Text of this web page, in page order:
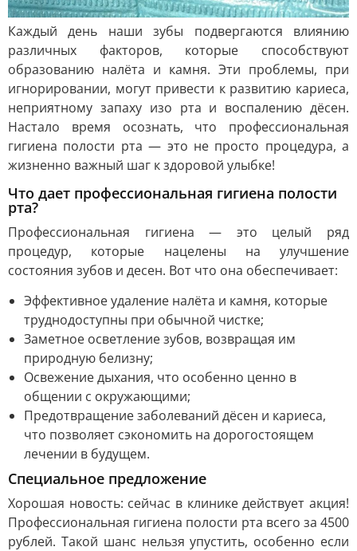
Каждый день наши зубы подвергаются влиянию
различных факторов, которые способствуют
образованию налёта и камня. Эти проблемы, при
игнорировании, могут привести к развитию кариеса,
неприятному запаху изо рта и воспалению дёсен.
Настало время осознать, что профессиональная
гигиена полости рта — это не просто процедура, а
жизненно важный шаг к здоровой улыбке!
Что дает профессиональная гигиена полости
рта?
Профессиональная гигиена — это целый ряд
процедур, которые нацелены на улучшение
состояния зубов и десен. Вот что она обеспечивает:
Эффективное удаление налёта и камня, которые
труднодоступны при обычной чистке;
Заметное осветление зубов, возвращая им
природную белизну;
Освежение дыхания, что особенно ценно в
общении с окружающими;
Предотвращение заболеваний дёсен и кариеса,
что позволяет сэкономить на дорогостоящем
лечении в будущем.
Специальное предложение
Хорошая новость: сейчас в клинике действует акция!
Профессиональная гигиена полости рта всего за 4500
рублей. Такой шанс нельзя упустить, особенно если